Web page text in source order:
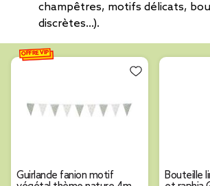
champêtres, motifs délicats,
discrètes…).
Guirlande fanion motif
OFFRE VIP
Bouteille